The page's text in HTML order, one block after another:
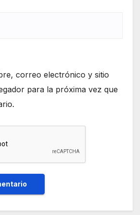
correo electrónico y sitio
para la próxima vez que